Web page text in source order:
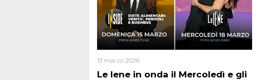
Le Iene in onda il Mercoledì e gli
13 marzo 2026